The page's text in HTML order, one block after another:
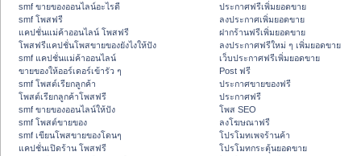
smf ขายของออนไลน์อะไรดี
smf โพสฟรี
แคปชั่นแม่ค้าออนไลน์ โพสฟรี
โพสฟรีแคปชั่นโพสขายของยังไงให้ปัง
smf แคปชั่นแม่ค้าออนไลน์
ขายของให้ออร์เดอร์เข้ารัว ๆ
smf โพสต์เรียกลูกค้า
โพสต์เรียกลูกค้าโพสฟรี
smf ขายของออนไลน์ให้ปัง
smf โพสต์ขายของ
smf เขียนโพสขายของโดนๆ
แคปชั่นเปิดร้าน โพสฟรี
ประกาศฟรีเพิ่มยอดขาย
ลงประกาศเพิ่มยอดขาย
ฝากร้านฟรีเพิ่มยอดขาย
ลงประกาศฟรีใหม่ ๆ เพิ่มยอดขาย
เว็บประกาศฟรีเพิ่มยอดขาย
Post ฟรี
ประกาศขายของฟรี
ประกาศฟรี
โพส SEO
ลงโฆษณาฟรี
โปรโมทเพจร้านค้า
โปรโมทกระตุ้นยอดขาย